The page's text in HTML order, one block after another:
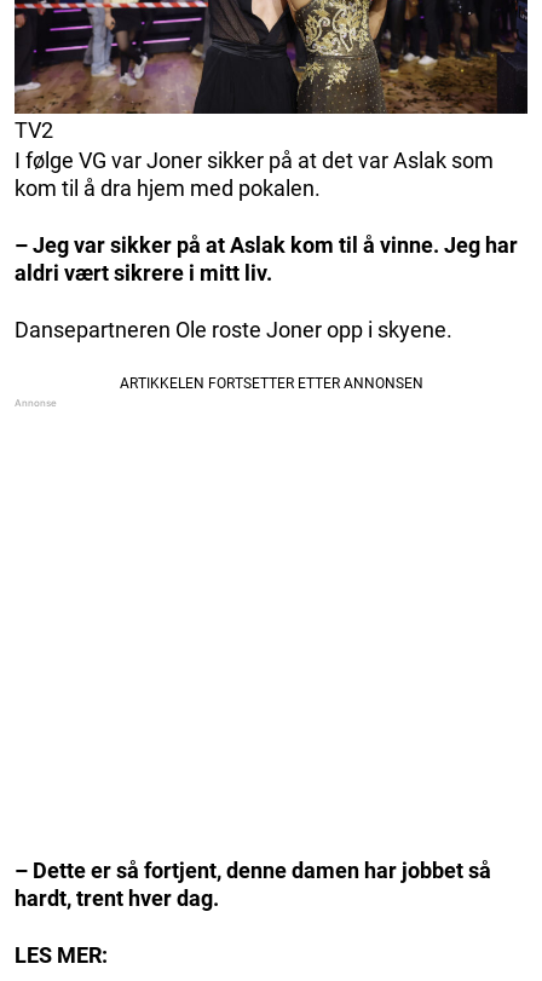
TV2
I følge VG var Joner sikker på at det var Aslak som
kom til å dra hjem med pokalen.
– Jeg var sikker på at Aslak kom til å vinne. Jeg har
aldri vært sikrere i mitt liv.
Dansepartneren Ole roste Joner opp i skyene.
– Dette er så fortjent, denne damen har jobbet så
hardt, trent hver dag.
LES MER: